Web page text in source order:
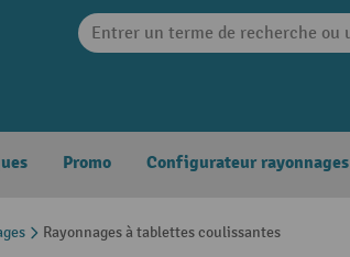
Promo Configurateur rayonnages
Rayonnages à tablettes coulissantes